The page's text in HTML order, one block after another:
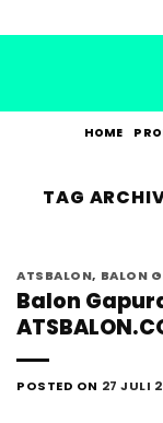
to
HOME
TAG
ATSBALON, BALON
Balon
POSTED ON 27 JULI